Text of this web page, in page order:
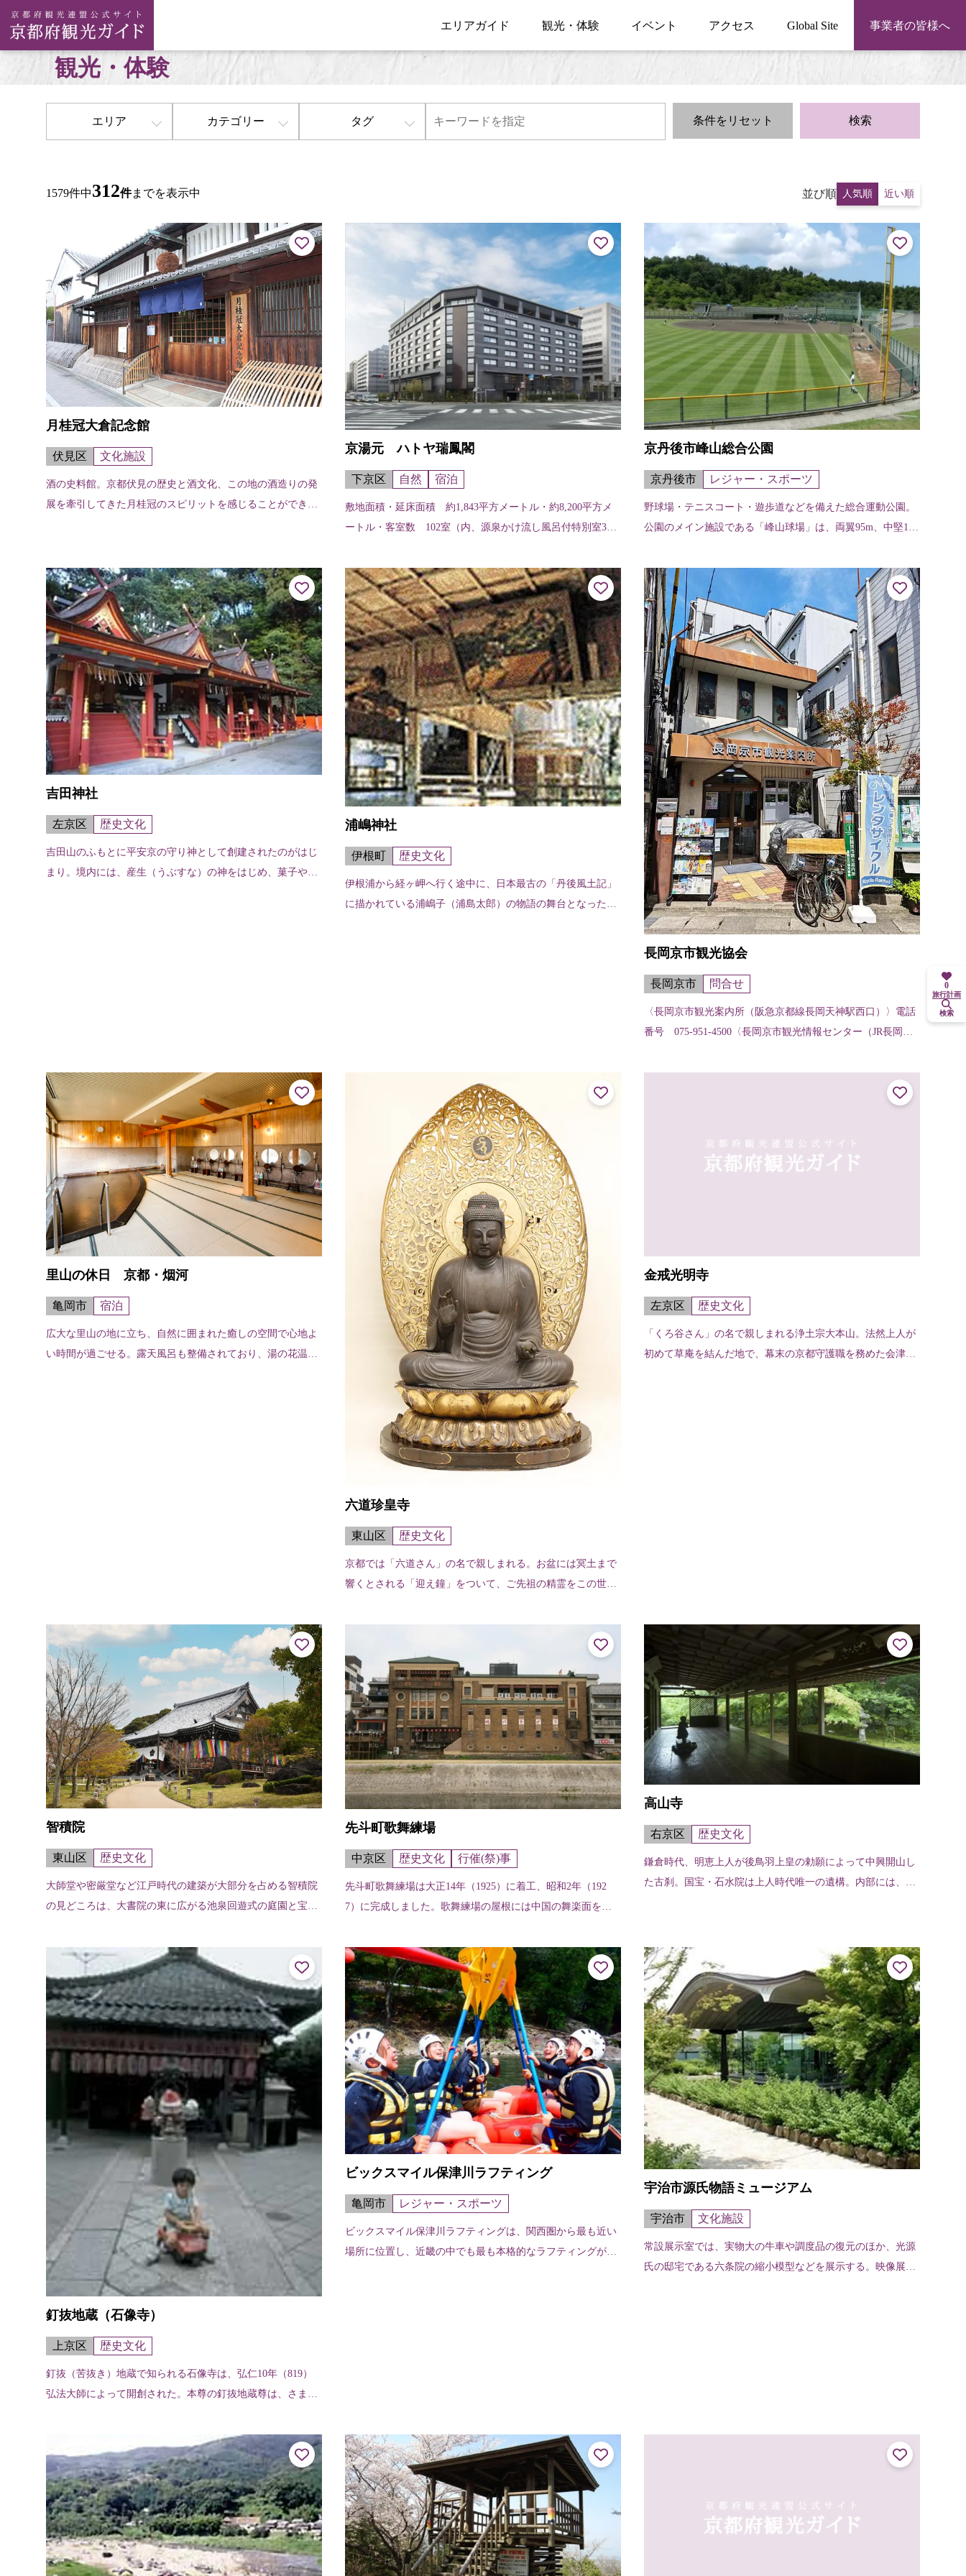
エリアガイド 観光・体験 イベント アクセス Global Site 事業者の皆様へ
観光・体験
エリア カテゴリー タグ 条件をリセット 検索
1579件中312件までを表示中 並び順 人気順 近い順
月桂冠大倉記念館
伏見区 文化施設
酒の史料館。京都伏見の歴史と酒文化、この地の酒造りの発
展を牽引してきた月桂冠のスピリットを感じることができ
京湯元 ハトヤ瑞鳳閣
下京区 自然 宿泊
敷地面積・延床面積 約1,843平方メートル・約8,200平方メ
ートル・客室数 102室（内、源泉かけ流し風呂付特別室3室
（348平方メ...
京丹後市峰山総合公園
京丹後市 レジャー・スポーツ
野球場・テニスコート・遊歩道などを備えた総合運動公園。
公園のメイン施設である「峰山球場」は、両翼95m、中堅120
も配慮した施設で、客席も内...
吉田神社
左京区 歴史文化
吉田山のふもとに平安京の守り神として創建されたのがはじ
まり。境内には、産生（うぶすな）の神をはじめ、菓子や料
浦嶋神社
伊根町 歴史文化
伊根浦から経ヶ岬へ行く途中に、日本最古の「丹後風土記」
に描かれている浦嶋子（浦島太郎）の物語の舞台となった浦
長岡京市観光協会
長岡京市 問合せ
〈長岡京市観光案内所（阪急京都線長岡天神駅西口）〉電話
番号 075-951-4500〈長岡京市観光情報センター（JR長岡京
番号 075-9...
里山の休日 京都・烟河
亀岡市 宿泊
広大な里山の地に立ち、自然に囲まれた癒しの空間で心地よ
い時間が過ごせる。露天風呂も整備されており、湯の花温泉
六道珍皇寺
東山区 歴史文化
京都では「六道さん」の名で親しまれる。お盆には冥土まで
響くとされる「迎え鐘」をついて、ご先祖の精霊をこの世に
ごう）を大椿山（たいちんざん）と...
金戒光明寺
左京区 歴史文化
「くろ谷さん」の名で親しまれる浄土宗大本山。法然上人が
初めて草庵を結んだ地で、幕末の京都守護職を務めた会津藩
智積院
東山区 歴史文化
大師堂や密厳堂など江戸時代の建築が大部分を占める智積院
の見どころは、大書院の東に広がる池泉回遊式の庭園と宝物
に長谷川等伯とその子・久蔵が描い...
先斗町歌舞練場
中京区 歴史文化 行催(祭)事
先斗町歌舞練場は大正14年（1925）に着工、昭和2年（192
7）に完成しました。歌舞練場の屋根には中国の舞楽面を型
りや水明会の会場となって...
高山寺
右京区 歴史文化
鎌倉時代、明恵上人が後鳥羽上皇の勅願によって中興開山し
た古刹。国宝・石水院は上人時代唯一の遺構。内部には、後
釘抜地蔵（石像寺）
上京区 歴史文化
釘抜（苦抜き）地蔵で知られる石像寺は、弘仁10年（819）
弘法大師によって開創された。本尊の釘抜地蔵尊は、さまざ
ビックスマイル保津川ラフティング
亀岡市 レジャー・スポーツ
ビックスマイル保津川ラフティングは、関西圏から最も近い
場所に位置し、近畿の中でも最も本格的なラフティングが楽
宇治市源氏物語ミュージアム
宇治市 文化施設
常設展示室では、実物大の牛車や調度品の復元のほか、光源
氏の邸宅である六条院の縮小模型などを展示する。映像展示
0
旅行計画
検索